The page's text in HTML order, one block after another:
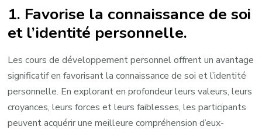
1. Favorise la connaissance de soi
et l’identité personnelle.
Les cours de développement personnel offrent un avantage
significatif en favorisant la connaissance de soi et l’identité
personnelle. En explorant en profondeur leurs valeurs, leurs
croyances, leurs forces et leurs faiblesses, les participants
peuvent acquérir une meilleure compréhension d’eux-